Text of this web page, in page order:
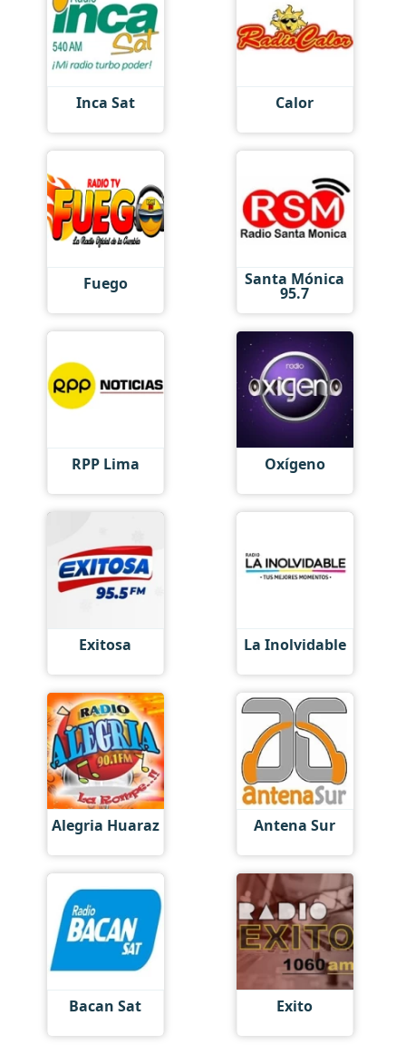
Inca Sat Calor
Fuego Santa Mónica
95.7
RPP Lima Oxígeno
Exitosa La Inolvidable
Alegria Huaraz Antena Sur
Bacan Sat Exito